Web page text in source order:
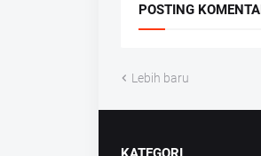
POSTING
Lebih baru